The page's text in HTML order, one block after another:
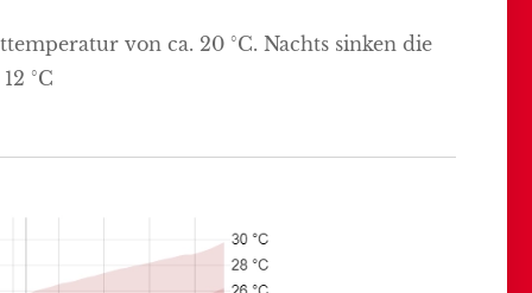
von ca. 20 °C. Nachts sinken die
°C